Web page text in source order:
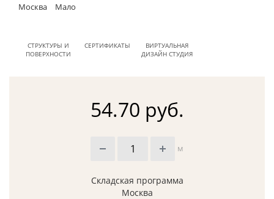
Москва Мало
СТРУКТУРЫ И
ПОВЕРХНОСТИ
СЕРТИФИКАТЫ
ВИРТУАЛЬНАЯ
ДИЗАЙН СТУДИЯ
54.70 руб.
м
Складская программа
Москва